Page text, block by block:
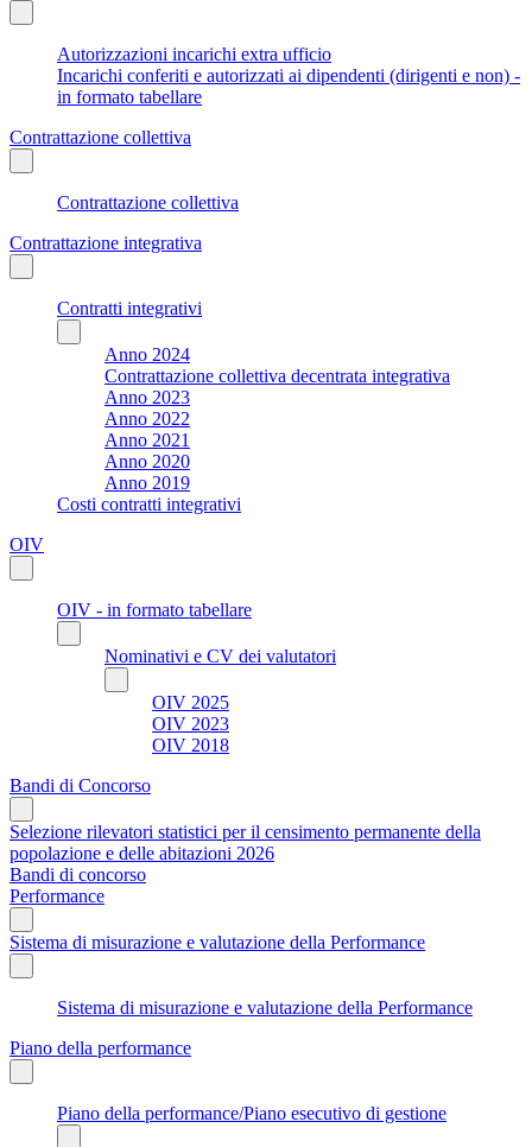
Autorizzazioni incarichi extra ufficio
Incarichi conferiti e autorizzati ai dipendenti (dirigenti e non) -
in formato tabellare
Contrattazione collettiva
Contrattazione collettiva
Contrattazione integrativa
Contratti integrativi
Anno 2024
Contrattazione collettiva decentrata integrativa
Anno 2023
Anno 2022
Anno 2021
Anno 2020
Anno 2019
Costi contratti integrativi
OIV
OIV - in formato tabellare
Nominativi e CV dei valutatori
OIV 2025
OIV 2023
OIV 2018
Bandi di Concorso
Selezione rilevatori statistici per il censimento permanente della
popolazione e delle abitazioni 2026
Bandi di concorso
Performance
Sistema di misurazione e valutazione della Performance
Sistema di misurazione e valutazione della Performance
Piano della performance
Piano della performance/Piano esecutivo di gestione